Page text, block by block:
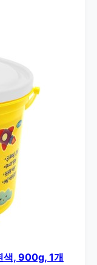
색, 900g, 1개